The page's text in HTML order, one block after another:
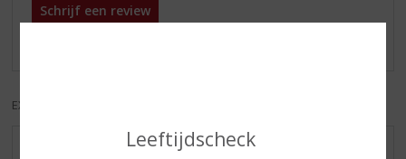
Leeftijdscheck
Schrijf een review
EXCL. BTW